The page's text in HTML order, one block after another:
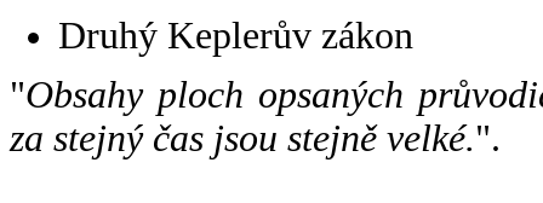
Druhý Keplerův zákon
"Obsahy ploch opsaných
za stejný čas jsou stejně velké.".